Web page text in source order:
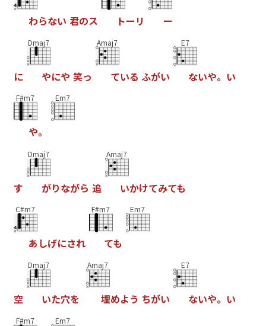
わらない 君のス トー リ ー
に
Dmaj7
やにや 笑っ
Amaj7
ている ふがい
E7
ないや。 い
F#m7
や。
Em7
す
Dmaj7
がりながら 追
Amaj7
いかけてみても
C#m7
あ しげにされ
F#m7
ても
Em7
空
Dmaj7
いた穴を
Amaj7
埋めよう ちがい
E7
ないや。 い
F#m7 Em7